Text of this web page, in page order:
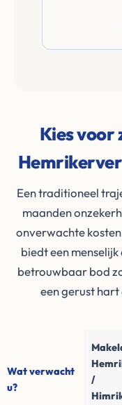
Kies voor
Een traditioneel
maanden
onverwachte
biedt een
betrouwbaar bod
een gerust
Wat verwacht
u?
/